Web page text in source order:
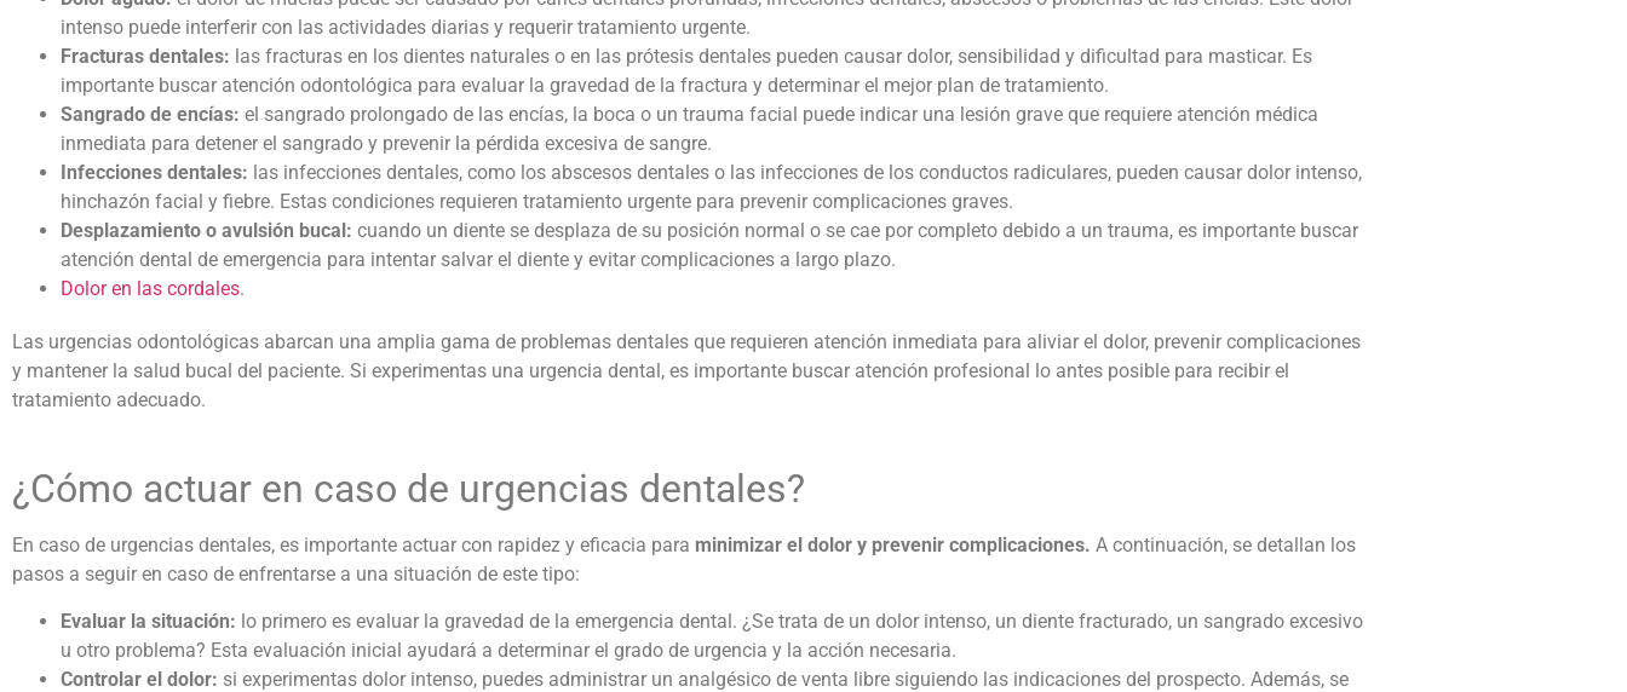
intenso puede interferir con las actividades diarias y requerir tratamiento urgente.
Fracturas dentales: las fracturas en los dientes naturales o en las prótesis dentales pueden causar dolor, sensibilidad y dificultad para masticar. Es
importante buscar atención odontológica para evaluar la gravedad de la fractura y determinar el mejor plan de tratamiento.
Sangrado de encías: el sangrado prolongado de las encías, la boca o un trauma facial puede indicar una lesión grave que requiere atención médica
inmediata para detener el sangrado y prevenir la pérdida excesiva de sangre.
Infecciones dentales: las infecciones dentales, como los abscesos dentales o las infecciones de los conductos radiculares, pueden causar dolor intenso,
hinchazón facial y fiebre. Estas condiciones requieren tratamiento urgente para prevenir complicaciones graves.
Desplazamiento o avulsión bucal: cuando un diente se desplaza de su posición normal o se cae por completo debido a un trauma, es importante buscar
atención dental de emergencia para intentar salvar el diente y evitar complicaciones a largo plazo.
Dolor en las cordales.
Las urgencias odontológicas abarcan una amplia gama de problemas dentales que requieren atención inmediata para aliviar el dolor, prevenir complicaciones
y mantener la salud bucal del paciente. Si experimentas una urgencia dental, es importante buscar atención profesional lo antes posible para recibir el
tratamiento adecuado.
¿Cómo actuar en caso de urgencias dentales?
En caso de urgencias dentales, es importante actuar con rapidez y eficacia para minimizar el dolor y prevenir complicaciones. A continuación, se detallan los
pasos a seguir en caso de enfrentarse a una situación de este tipo:
Evaluar la situación: lo primero es evaluar la gravedad de la emergencia dental. ¿Se trata de un dolor intenso, un diente fracturado, un sangrado excesivo
u otro problema? Esta evaluación inicial ayudará a determinar el grado de urgencia y la acción necesaria.
Controlar el dolor: si experimentas dolor intenso, puedes administrar un analgésico de venta libre siguiendo las indicaciones del prospecto. Además, se